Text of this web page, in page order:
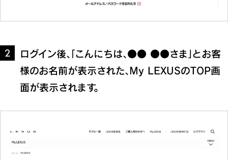
2
ログイン後、「こんにちは、●● ●●さま」とお客
様のお名前が表示された、My LEXUSのTOP画
面が表示されます。